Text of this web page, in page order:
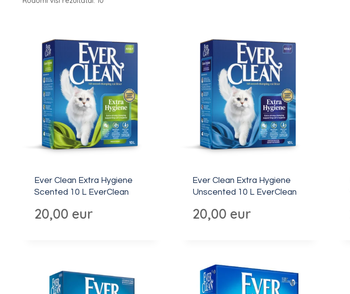
Ever Clean Extra Hygiene
Scented 10 L EverClean
20,00 eur
Ever Clean Extra Hygiene
Unscented 10 L EverClean
20,00 eur